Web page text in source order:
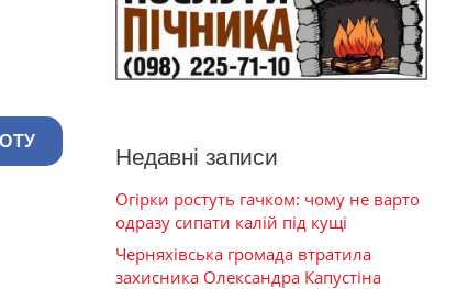
Недавні записи
Огірки ростуть гачком: чому не варто
одразу сипати калій під кущі
Черняхівська громада втратила
захисника Олександра Капустіна